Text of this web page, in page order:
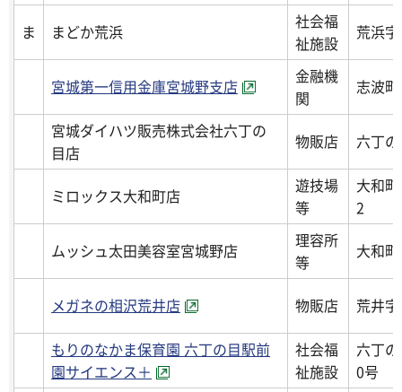
ま
まどか荒浜
社会福
祉施設
荒浜
宮城第一信用金庫宮城野支店
金融機
関
志波
宮城ダイハツ販売株式会社六丁の
目店
物販店 六丁
ミロックス大和町店
遊技場
等
大和
2
ムッシュ太田美容室宮城野店
理容所
等
大和
メガネの相沢荒井店 物販店 荒井
もりのなかま保育園 六丁の目駅前
園サイエンス＋
社会福
祉施設
六丁
0号